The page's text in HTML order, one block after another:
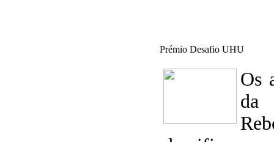
Prémio Desafio UHU
Os